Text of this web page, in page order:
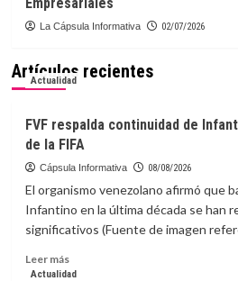
La Cápsula Informativa 02/07/2026
Artículos recientes
Actualidad
FVF respalda continuidad de
de la FIFA
Cápsula Informativa 08/08/2026
El organismo venezolano afirmó que
Infantino en la última década se han
significativos (Fuente de imagen
Leer másLeer
más
Actualidad